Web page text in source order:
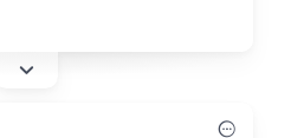
barn i förskolan. En
är att beröring